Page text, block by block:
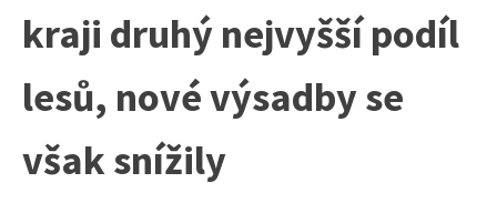
kraji druhý nejvyšší podíl
lesů, nové výsadby se
však snížily